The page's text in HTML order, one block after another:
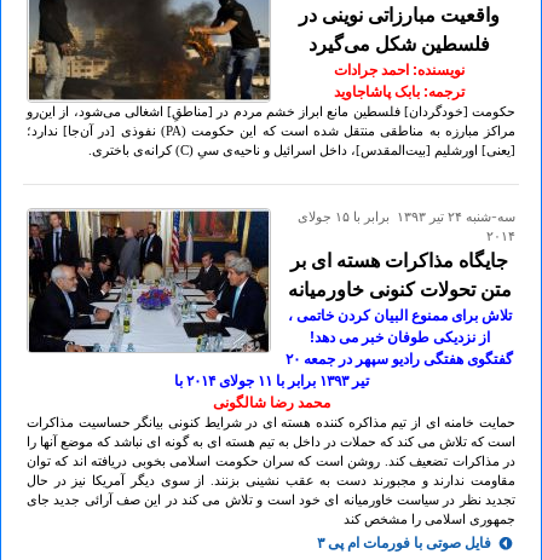
واقعیت مبارزاتی نوینی در
فلسطین شکل می‌گیرد
نویسنده: احمد جرادات
ترجمه‌: بابک پاشاجاوید
حکومت [خودگردان] فلسطین مانع ابراز خشم مردم در [مناطقِ] اشغالی می‌شود، از این‌رو
مراکز مبارزه به مناطقی منتقل شده است که این حکومت (PA) نفوذی [در آن‌جا] ندارد؛
[یعنی] اورشلیم [بیت‌المقدس]، داخل اسرائیل و ناحیه‌ی سیِ (C) کرانه‌ی باختری.
سه-شنبه ۲۴ تير ۱۳۹۳ برابر با ۱۵ جولای
۲۰۱۴
جایگاه مذاکرات هسته ای بر
متن تحولات کنونی خاورمیانه
تلاش برای ممنوع البیان کردن خاتمی ،
از نزدیکی طوفان خبر می دهد!
گفتگوی هفتگی رادیو سپهر در جمعه ۲٠
تير ۱۳۹۳ برابر با ۱۱ جولای ۲٠۱۴ با
محمد رضا شالگونی
حمایت خامنه ای از تیم مذاکره کننده هسته ای در شرایط کنونی بیانگر حساسیت مذاکرات
است که تلاش می کند که حملات در داخل به تیم هسته ای به گونه ای نباشد که موضع آنها را
در مذاکرات تضعیف کند. روشن است که سران حکومت اسلامی بخوبی دریافته اند که توان
مقاومت ندارند و مجبورند دست به عقب نشینی بزنند. از سوی دیگر آمریکا نیز در حال
تجدید نظر در سیاست خاورمیانه ای خود است و تلاش می کند در این صف آرائی جدید جای
جمهوری اسلامی را مشخص کند
فایل صوتی با فورمات ام پی ۳